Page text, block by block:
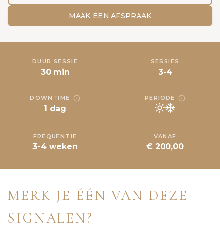
MAAK EEN AFSPRAAK
DUUR SESSIE
30 min
SESSIES
3-4
DOWNTIME
1 dag
PERIODE
FREQUENTIE
3-4 weken
VANAF
€ 200,00
MERK JE ÉÉN VAN DEZE
SIGNALEN?